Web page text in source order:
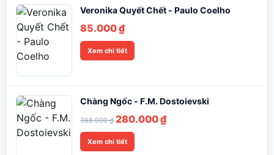
đến
Veronika Quyết Chết - Paulo Coelho
85.000₫
Xem chi tiết
Chàng Ngốc - F.M. Dostoievski
368.000₫ Giá
gốc
là:
280.000₫Giá
Xem chi tiết